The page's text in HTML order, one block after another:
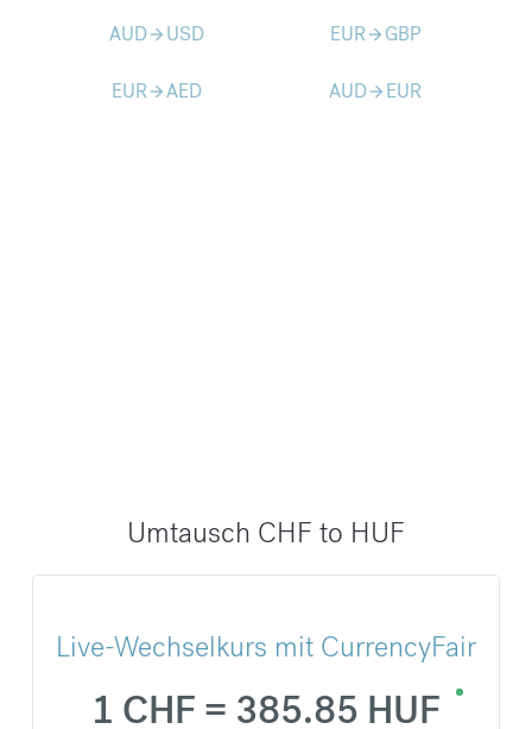
AUDarrow_forward USD EURarrow_forward GBP
EURarrow_forwardAED AUDarrow_forward EUR
Umtausch CHF to HUF
Live-Wechselkurs mit CurrencyFair
1 CHF = 385.85 HUF